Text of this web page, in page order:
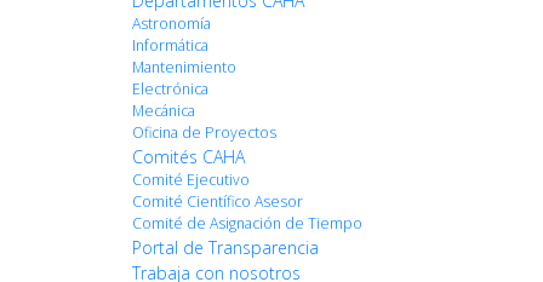
Astronomía
Informática
Mantenimiento
Electrónica
Mecánica
Oficina de Proyectos
Comités CAHA
Comité Ejecutivo
Comité Científico Asesor
Comité de Asignación de Tiempo
Portal de Transparencia
Trabaja con nosotros